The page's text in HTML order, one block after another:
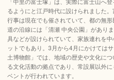
るようにと江戸時代に設けられました
行事は現在でも催されていて、都の無
道の沿線には「清瀬 中央公園」があり
具などが設けられていて、家族連れを
ットでもあり。3月から4月にかけては
土博物館」では、地域の歴史や文化に
る文化活動の拠点であり、常設展以外
ベントが行われています。